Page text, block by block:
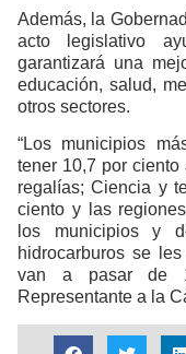
Además, la
acto legislativo
garantizará una
educación, salud,
otros sectores.
“Los municipios
tener 10,7 por
regalías; Ciencia y
ciento y las
los municipios y
hidrocarburos se
van a pasar de
Representante a la